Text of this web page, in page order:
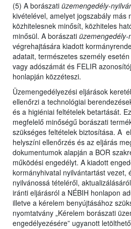
(5) A borászati üzemengedély-
kivételével, amelyet jogszabály más
közhitelesnek minősít, közhiteles
minősül. A borászati üzemengedély-
végrehajtására kiadott
adatait, természetes személy
vagy adószámát és FELIR
honlapján közzéteszi.
Üzemengedélyezési eljárások
ellenőrzi a technológiai
és a higiéniai feltételek betartását.
megfelelő minőségű borászati
szükséges feltételek biztosítása. A
helyszíni ellenőrzés és az eljárás
dokumentumok alapján a BOR
működési engedélyt. A kiadott
kormányhivatal nyilvántartást vezet,
nyilvánossá tételéről,
iránti eljárásról a NÉBIH honlapon
illetve a kérelem benyújtásához
nyomtatvány „Kérelem borászati
engedélyezésére” ugyanott